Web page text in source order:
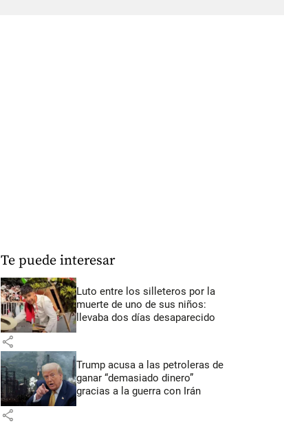
Te puede interesar
Luto entre los silleteros por la
muerte de uno de sus niños:
llevaba dos días desaparecido
share
Trump acusa a las petroleras de
ganar “demasiado dinero”
gracias a la guerra con Irán
share